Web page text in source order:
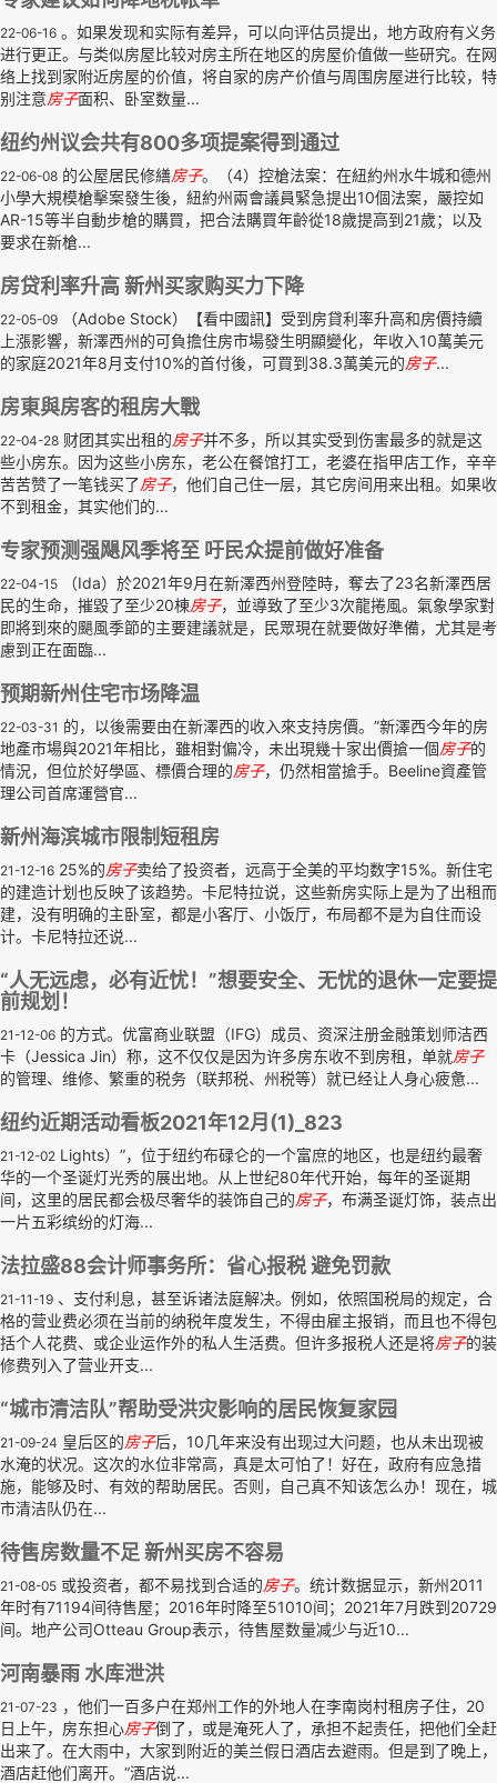
22-06-16 。如果发现和实际有差异，可以向评估员提出，地方政府有义务
进行更正。与类似房屋比较对房主所在地区的房屋价值做一些研究。在网
络上找到家附近房屋的价值，将自家的房产价值与周围房屋进行比较，特
别注意房子面积、卧室数量...
纽约州议会共有800多项提案得到通过
22-06-08 的公屋居民修繕房子。（4）控槍法案：在紐約州水牛城和德州
小學大規模槍擊案發生後，紐約州兩會議員緊急提出10個法案，嚴控如
AR-15等半自動步槍的購買，把合法購買年齡從18歲提高到21歲；以及
要求在新槍...
房贷利率升高 新州买家购买力下降
22-05-09 （Adobe Stock）【看中國訊】受到房貸利率升高和房價持續
上漲影響，新澤西州的可負擔住房市場發生明顯變化，年收入10萬美元
的家庭2021年8月支付10%的首付後，可買到38.3萬美元的房子...
房東與房客的租房大戰
22-04-28 财团其实出租的房子并不多，所以其实受到伤害最多的就是这
些小房东。因为这些小房东，老公在餐馆打工，老婆在指甲店工作，辛辛
苦苦赞了一笔钱买了房子，他们自己住一层，其它房间用来出租。如果收
不到租金，其实他们的...
专家预测强飓风季将至 吁民众提前做好准备
22-04-15 （Ida）於2021年9月在新澤西州登陸時，奪去了23名新澤西居
民的生命，摧毀了至少20棟房子，並導致了至少3次龍捲風。氣象學家對
即將到來的颶風季節的主要建議就是，民眾現在就要做好準備，尤其是考
慮到正在面臨...
预期新州住宅市场降温
22-03-31 的，以後需要由在新澤西的收入來支持房價。”新澤西今年的房
地產市場與2021年相比，雖相對偏冷，未出現幾十家出價搶一個房子的
情況，但位於好學區、標價合理的房子，仍然相當搶手。Beeline資產管
理公司首席運營官...
新州海滨城市限制短租房
21-12-16 25%的房子卖给了投资者，远高于全美的平均数字15%。新住宅
的建造计划也反映了该趋势。卡尼特拉说，这些新房实际上是为了出租而
建，没有明确的主卧室，都是小客厅、小饭厅，布局都不是为自住而设
计。卡尼特拉还说...
“人无远虑，必有近忧！”想要安全、无忧的退休一定要提
前规划！
21-12-06 的方式。优富商业联盟（IFG）成员、资深注册金融策划师洁西
卡（Jessica Jin）称，这不仅仅是因为许多房东收不到房租，单就房子
的管理、维修、繁重的税务（联邦税、州税等）就已经让人身心疲惫...
纽约近期活动看板2021年12月(1)_823
21-12-02 Lights）”，位于纽约布碌仑的一个富庶的地区，也是纽约最奢
华的一个圣诞灯光秀的展出地。从上世纪80年代开始，每年的圣诞期
间，这里的居民都会极尽奢华的装饰自己的房子，布满圣诞灯饰，装点出
一片五彩缤纷的灯海...
法拉盛88会计师事务所：省心报税 避免罚款
21-11-19 、支付利息，甚至诉诸法庭解决。例如，依照国税局的规定，合
格的营业费必须在当前的纳税年度发生，不得由雇主报销，而且也不得包
括个人花费、或企业运作外的私人生活费。但许多报税人还是将房子的装
修费列入了营业开支...
“城市清洁队”帮助受洪灾影响的居民恢复家园
21-09-24 皇后区的房子后，10几年来没有出现过大问题，也从未出现被
水淹的状况。这次的水位非常高，真是太可怕了！好在，政府有应急措
施，能够及时、有效的帮助居民。否则，自己真不知该怎么办！现在，城
市清洁队仍在...
待售房数量不足 新州买房不容易
21-08-05 或投资者，都不易找到合适的房子。统计数据显示，新州2011
年时有71194间待售屋；2016年时降至51010间；2021年7月跌到20729
间。地产公司Otteau Group表示，待售屋数量减少与近10...
河南暴雨 水库泄洪
21-07-23 ，他们一百多户在郑州工作的外地人在李南岗村租房子住，20
日上午，房东担心房子倒了，或是淹死人了，承担不起责任，把他们全赶
出来了。在大雨中，大家到附近的美兰假日酒店去避雨。但是到了晚上，
酒店赶他们离开。“酒店说...